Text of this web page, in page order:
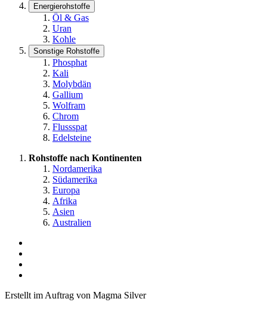
Energierohstoffe
Öl & Gas
Uran
Kohle
Sonstige Rohstoffe
Phosphat
Kali
Molybdän
Gallium
Wolfram
Chrom
Flussspat
Edelsteine
Rohstoffe nach Kontinenten
Nordamerika
Südamerika
Europa
Afrika
Asien
Australien
Erstellt im Auftrag von Magma Silver